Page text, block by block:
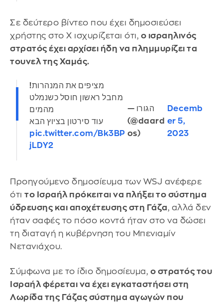
Σε δεύτερο βίντεο που έχει δημοσιεύσει
χρήστης στο Χ ισχυρίζεται ότι, ο ισραηλινός
στρατός έχει αρχίσει ήδη να πλημμυρίζει τα
τουνελ της Χαμάς.
מציפים את המנהרות!
מחבל ראשון חוסל כשנמלט
מהמים
עוד סירטון בציוץ הבא
pic.twitter.com/Bk3BP
jLDY2
— הגורו
(@daard
os)
Decemb
er 5,
2023
Προηγούμενο δημοσίευμα των WSJ ανέφερε
ότι το Ισραήλ πρόκειται να πλήξει το σύστημα
ύδρευσης και αποχέτευσης στη Γάζα, αλλά δεν
ήταν σαφές το πόσο κοντά ήταν στο να δώσει
τη διαταγή η κυβέρνηση του Μπενιαμίν
Νετανιάχου.
Σύμφωνα με το ίδιο δημοσίευμα, ο στρατός του
Ισραήλ φέρεται να έχει εγκαταστήσει στη
Λωρίδα της Γάζας σύστημα αγωγών που